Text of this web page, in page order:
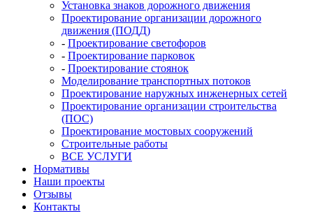
Установка знаков дорожного движения
Проектирование организации дорожного
движения (ПОДД)
- Проектирование светофоров
- Проектирование парковок
- Проектирование стоянок
Моделирование транспортных потоков
Проектирование наружных инженерных сетей
Проектирование организации строительства
(ПОС)
Проектирование мостовых сооружений
Строительные работы
ВСЕ УСЛУГИ
Нормативы
Наши проекты
Отзывы
Контакты